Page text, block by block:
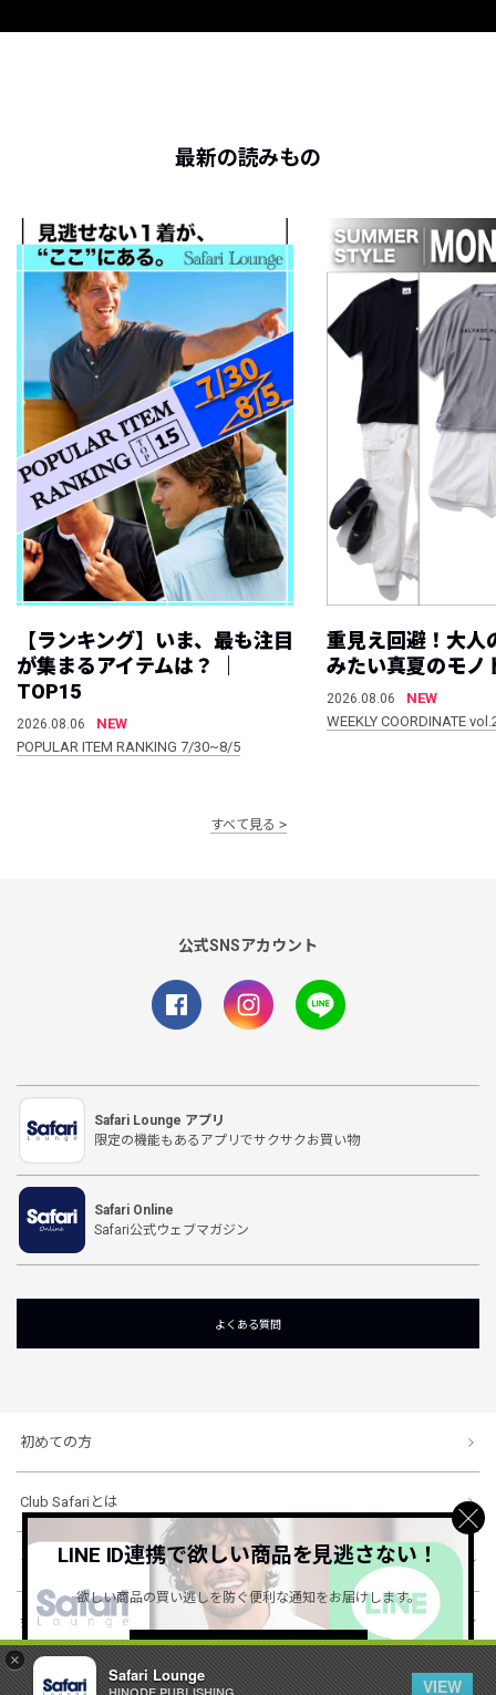
×
Safari Lounge
VIEW
最新の読みもの
【ランキング】いま、最も注目
が集まるアイテムは？ ｜
TOP15
2026.08.06
NEW
POPULAR ITEM RANKING 7/30~8/5
重見え回避！大人
みたい真夏のモノ
2026.08.06
NEW
WEEKLY COORDINATE
すべて見る
公式SNSアカウント
Safari Lounge アプリ
限定の機能もあるアプリでサクサクお買い物
Safari Online
Safari公式ウェブマガジン
よくある質問
初めての方
Club Safariとは
ショッピングガイド
会社概要・規約
LINE ID連携で欲しい商品を見逃さない！
欲しい商品の買い逃しを防ぐ便利な通知をお届けします。
詳しくはこちら ＞